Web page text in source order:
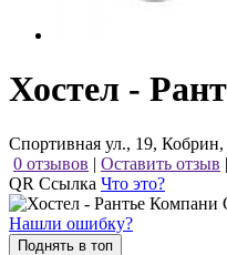
Хостел -
Спортивная ул., 19, Кобрин,
0 отзывов | Оставить отзыв |
QR Ссылка Что это?
Нашли ошибку?
Поднять в топ